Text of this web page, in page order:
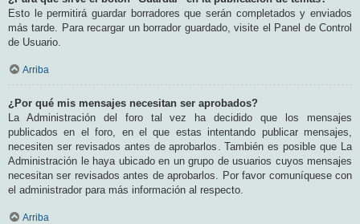
Esto le permitirá guardar borradores que serán completados y enviados
más tarde. Para recargar un borrador guardado, visite el Panel de Control
de Usuario.
Arriba
¿Por qué mis mensajes necesitan ser aprobados?
La Administración del foro tal vez ha decidido que los mensajes
publicados en el foro, en el que estas intentando publicar mensajes,
necesiten ser revisados antes de aprobarlos. También es posible que La
Administración le haya ubicado en un grupo de usuarios cuyos mensajes
necesitan ser revisados antes de aprobarlos. Por favor comuníquese con
el administrador para más información al respecto.
Arriba